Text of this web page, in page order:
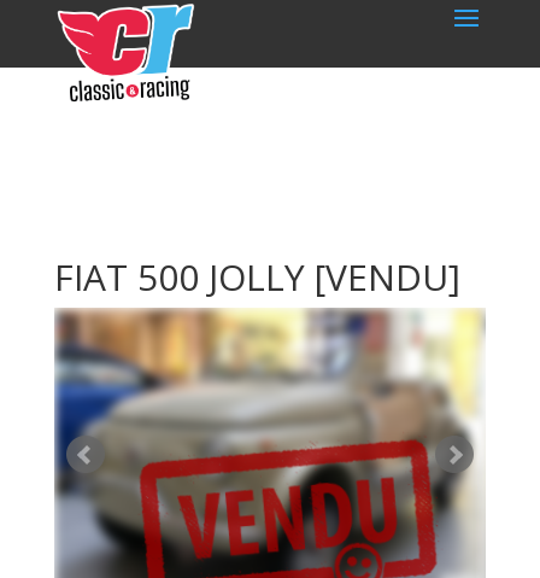
FIAT 500 JOLLY [VENDU]